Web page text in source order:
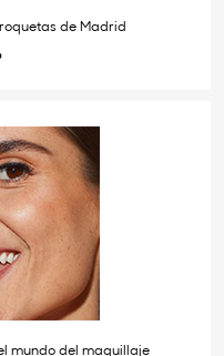
de Madrid
mundo del maquillaje